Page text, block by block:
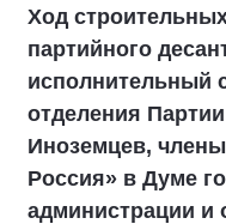
Ход
партийного
исполнительный
отделения
Иноземцев,
Россия» в Думе
администрации и